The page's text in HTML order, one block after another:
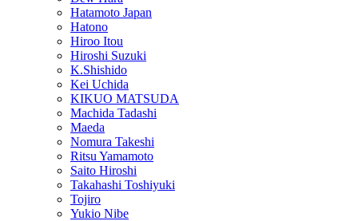
Hatamoto Japan
Hatono
Hiroo Itou
Hiroshi Suzuki
K.Shishido
Kei Uchida
KIKUO MATSUDA
Machida Tadashi
Maeda
Nomura Takeshi
Ritsu Yamamoto
Saito Hiroshi
Takahashi Toshiyuki
Tojiro
Yukio Nibe